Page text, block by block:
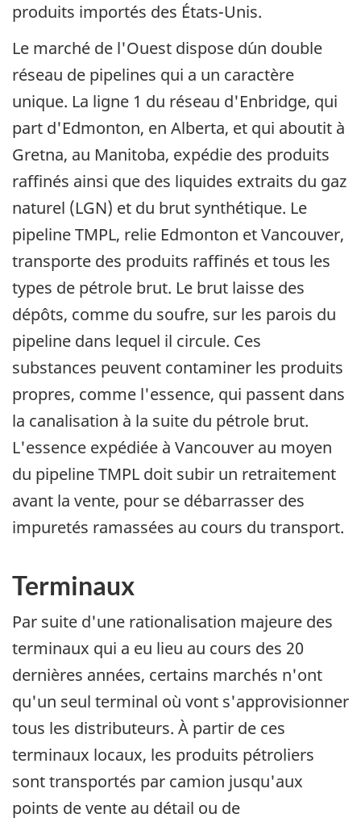
produits importés des États-Unis.
Le marché de l'Ouest dispose d´un double
réseau de pipelines qui a un caractère
unique. La ligne 1 du réseau d'Enbridge, qui
part d'Edmonton, en Alberta, et qui aboutit à
Gretna, au Manitoba, expédie des produits
raffinés ainsi que des liquides extraits du gaz
naturel (LGN) et du brut synthétique. Le
pipeline TMPL, relie Edmonton et Vancouver,
transporte des produits raffinés et tous les
types de pétrole brut. Le brut laisse des
dépôts, comme du soufre, sur les parois du
pipeline dans lequel il circule. Ces
substances peuvent contaminer les produits
propres, comme l'essence, qui passent dans
la canalisation à la suite du pétrole brut.
L'essence expédiée à Vancouver au moyen
du pipeline TMPL doit subir un retraitement
avant la vente, pour se débarrasser des
impuretés ramassées au cours du transport.
Terminaux
Par suite d'une rationalisation majeure des
terminaux qui a eu lieu au cours des 20
dernières années, certains marchés n'ont
qu'un seul terminal où vont s'approvisionner
tous les distributeurs. À partir de ces
terminaux locaux, les produits pétroliers
sont transportés par camion jusqu'aux
points de vente au détail ou de